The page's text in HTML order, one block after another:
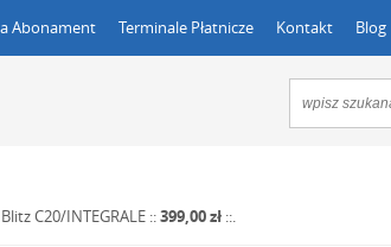
Abonament Terminale Płatnicze Kontakt Blog
C20/INTEGRALE ::399,00 zł ::.